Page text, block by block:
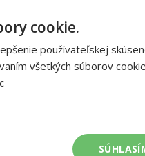
a v té největší špíně jen
dlouhodobé izolaci a
rozpadne. Tento příběh je
cookie.
používateľskej
všetkých súborov